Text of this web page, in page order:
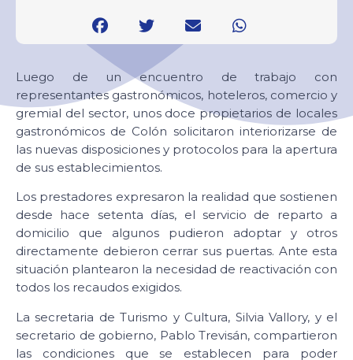
Luego de un encuentro de trabajo con
representantes gastronómicos, hoteleros, comercio y
gremial del sector, unos doce propietarios de locales
gastronómicos de Colón solicitaron interiorizarse de
las nuevas disposiciones y protocolos para la apertura
de sus establecimientos.
Los prestadores expresaron la realidad que sostienen
desde hace setenta días, el servicio de reparto a
domicilio que algunos pudieron adoptar y otros
directamente debieron cerrar sus puertas. Ante esta
situación plantearon la necesidad de reactivación con
todos los recaudos exigidos.
La secretaria de Turismo y Cultura, Silvia Vallory, y el
secretario de gobierno, Pablo Trevisán, compartieron
las condiciones que se establecen para poder